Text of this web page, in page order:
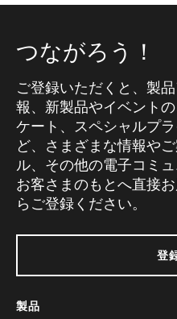
つながろう！
ご登録いただくと、製
報、新製品やイベント
ケート、スペシャルプ
ど、さまざまな情報や
ル、その他の電子コミ
お客さまのもとへ直接
らご登録ください。
登
製品